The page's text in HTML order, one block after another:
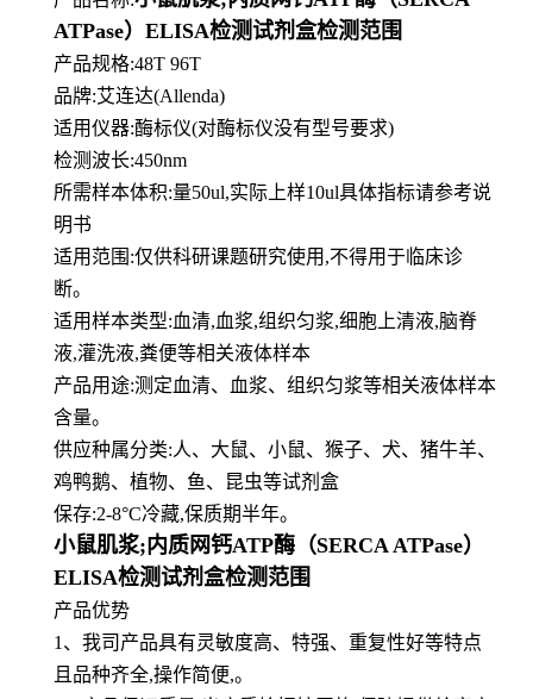
ATPase）ELISA检测试剂盒检测范围
产品规格:48T 96T
品牌:艾连达(Allenda)
适用仪器:酶标仪(对酶标仪没有型号要求)
检测波长:450nm
所需样本体积:量50ul,实际上样10ul具体指标请参考说
明书
适用范围:仅供科研课题研究使用,不得用于临床诊
断。
适用样本类型:血清,血浆,组织匀浆,细胞上清液,脑脊
液,灌洗液,粪便等相关液体样本
产品用途:测定血清、血浆、组织匀浆等相关液体样本
含量。
供应种属分类:人、大鼠、小鼠、猴子、犬、猪牛羊、
鸡鸭鹅、植物、鱼、昆虫等试剂盒
保存:2-8°C冷藏,保质期半年。
小鼠肌浆;内质网钙ATP酶（SERCA ATPase）
ELISA检测试剂盒检测范围
产品优势
1 、 我司产品具有灵敏度高、特强、重复性好等特点
且品种齐全,操作简便,。